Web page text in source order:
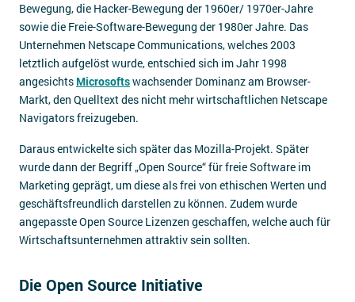
Bewegung, die Hacker-Bewegung der 1960er/ 1970er-Jahre
sowie die Freie-Software-Bewegung der 1980er Jahre. Das
Unternehmen Netscape Communications, welches 2003
letztlich aufgelöst wurde, entschied sich im Jahr 1998
angesichts Microsoftswachsender Dominanz am Browser-
Markt, den Quelltext des nicht mehr wirtschaftlichen Netscape
Navigators freizugeben.
Daraus entwickelte sich später das Mozilla-Projekt. Später
wurde dann der Begriff „Open Source“ für freie Software im
Marketing geprägt, um diese als frei von ethischen Werten und
geschäftsfreundlich darstellen zu können. Zudem wurde
angepasste Open Source Lizenzen geschaffen, welche auch für
Wirtschaftsunternehmen attraktiv sein sollten.
Die Open Source Initiative